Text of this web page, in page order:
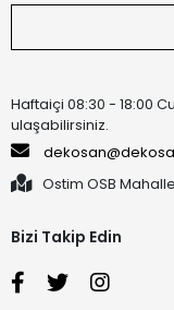
Haftaiçi 08:30 - 18:00
ulaşabilirsiniz.
Ostim OSB
Bizi Takip Edin